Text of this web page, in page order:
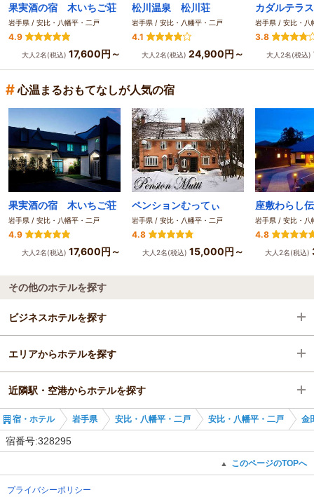
果実酒の宿 木いちご荘
岩手県 / 安比・八幡平・二戸
4.9
大人2名(税込) 17,600円～
松川温泉 松川荘
岩手県 / 安比・八幡平・二戸
4.1
大人2名(税込) 24,900円～
カダルテラ
岩手県 / 安比・八
3.8
大人2名(税込)
# 心温まるおもてなしが人気の宿
果実酒の宿 木いちご荘
岩手県 / 安比・八幡平・二戸
4.9
大人2名(税込) 17,600円～
ペンションむってぃ
岩手県 / 安比・八幡平・二戸
4.8
大人2名(税込) 15,000円～
岩手県 / 安比・八
4.8
大人2名(税込)
その他のホテルを探す
ビジネスホテルを探す
岩手県
安比・八幡平・二戸
金田一温泉駅
エリアからホテルを探す
岩手県
安比・八幡平・二戸
近隣駅・空港からホテルを探す
金田一温泉駅
宿・ホテル 岩手県 安比・八幡平・二戸 安比・八幡平・二戸 金
宿番号:328295
▲ このページのTOPへ
プライバシーポリシー